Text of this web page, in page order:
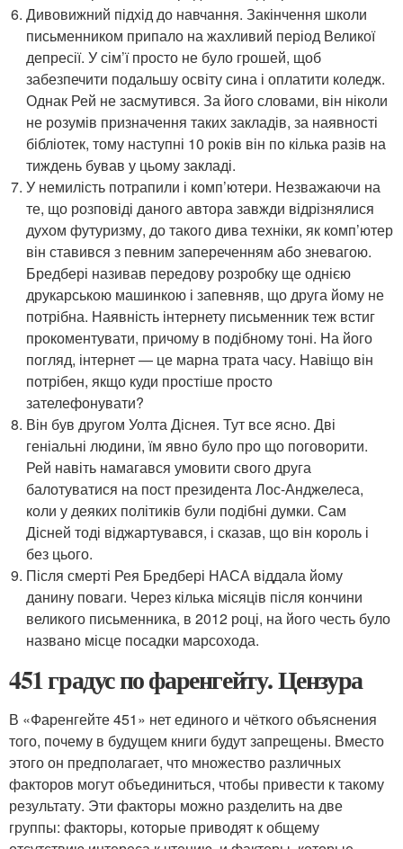
Дивовижний підхід до навчання. Закінчення школи
письменником припало на жахливий період Великої
депресії. У сім’ї просто не було грошей, щоб
забезпечити подальшу освіту сина і оплатити коледж.
Однак Рей не засмутився. За його словами, він ніколи
не розумів призначення таких закладів, за наявності
бібліотек, тому наступні 10 років він по кілька разів на
тиждень бував у цьому закладі.
У немилість потрапили і комп’ютери. Незважаючи на
те, що розповіді даного автора завжди відрізнялися
духом футуризму, до такого дива техніки, як комп’ютер
він ставився з певним запереченням або зневагою.
Бредбері називав передову розробку ще однією
друкарською машинкою і запевняв, що друга йому не
потрібна. Наявність інтернету письменник теж встиг
прокоментувати, причому в подібному тоні. На його
погляд, інтернет — це марна трата часу. Навіщо він
потрібен, якщо куди простіше просто
зателефонувати?
Він був другом Уолта Діснея. Тут все ясно. Дві
геніальні людини, їм явно було про що поговорити.
Рей навіть намагався умовити свого друга
балотуватися на пост президента Лос-Анджелеса,
коли у деяких політиків були подібні думки. Сам
Дісней тоді віджартувався, і сказав, що він король і
без цього.
Після смерті Рея Бредбері НАСА віддала йому
данину поваги. Через кілька місяців після кончини
великого письменника, в 2012 році, на його честь було
названо місце посадки марсохода.
451 градус по фаренгейту. Цензура
В «Фаренгейте 451» нет единого и чёткого объяснения
того, почему в будущем книги будут запрещены. Вместо
этого он предполагает, что множество различных
факторов могут объединиться, чтобы привести к такому
результату. Эти факторы можно разделить на две
группы: факторы, которые приводят к общему